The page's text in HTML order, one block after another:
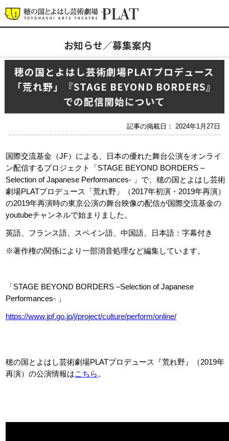
公式SNS
アクセシビリティ/
会員制度のご案
座席表 月間スケジュー
サイトマップ
お知らせ／募集案内
穂の国とよはし芸術劇場PLATプロデュース
「荒れ野」『STAGE BEYOND BORDERS』
での配信開始について
記事の掲載日： 2024年1月27日
国際交流基金（JF）による、日本の優れた舞台公演をオンライ
ン配信するプロジェクト「 STAGE BEYOND BORDERS –
Selection of Japanese Performances- 」で、穂の国とよはし芸術
劇場PLATプロデュース「荒れ野」（2017年初演・2019年再演）
の2019年再演時の東京公演の舞台映像の配信が国際交流基金の
youtubeチャンネルで始まりました。
英語、フランス語、スペイン語、中国語、日本語：字幕付き
※著作権の関係により一部消音処理など編集しています。
「 STAGE BEYOND BORDERS –Selection of Japanese
Performances- 」
https://www.jpf.go.jp/j/project/culture/perform/online/
穂の国とよはし芸術劇場PLATプロデュース『荒れ野』（2019年
再演）の公演情報はこちら。
お知らせ／募集案内
プラットについて
チケット・座席表・鑑賞サポートなど
関連団体・施設